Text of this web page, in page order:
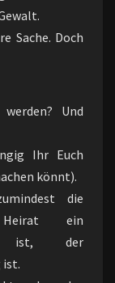
Sache. Doch
Und
Ihr Euch
könnt).
die
ein
ist, der
ist.